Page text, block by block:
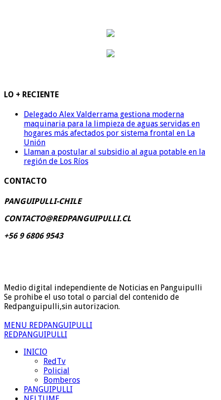
LO + RECIENTE
Delegado Alex Valderrama gestiona moderna
maquinaria para la limpieza de aguas servidas en
hogares más afectados por sistema frontal en La
Unión
Llaman a postular al subsidio al agua potable en la
región de Los Ríos
CONTACTO
PANGUIPULLI-CHILE
CONTACTO@REDPANGUIPULLI.CL
+56 9 6806 9543
Medio digital independiente de Noticias en Panguipulli
Se prohibe el uso total o parcial del contenido de
Redpanguipulli,sin autorizacion.
MENU REDPANGUIPULLI
REDPANGUIPULLI
INICIO
RedTv
Policial
Bomberos
PANGUIPULLI